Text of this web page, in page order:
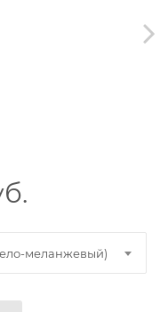
меланжевый)